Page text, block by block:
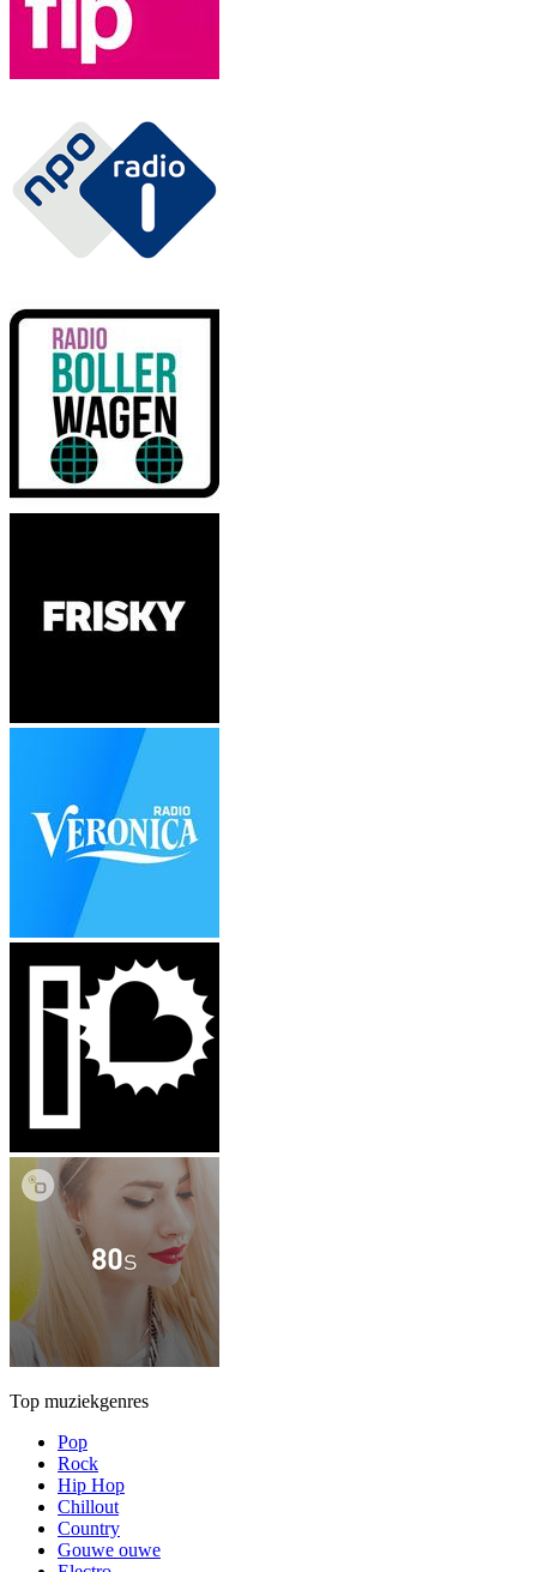
Top muziekgenres
Pop
Rock
Hip Hop
Chillout
Country
Gouwe ouwe